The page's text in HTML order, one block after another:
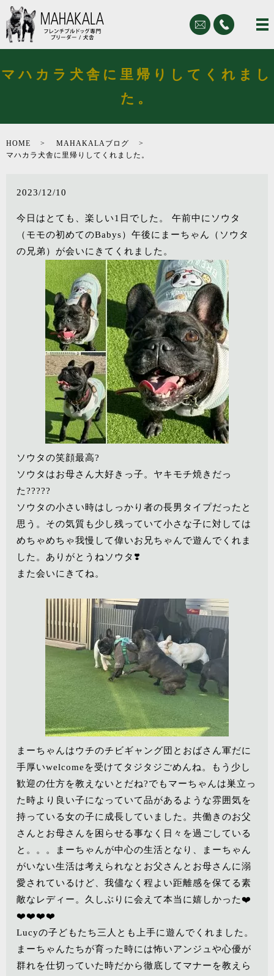
マハカラ犬舎に里帰りしてくれまし
た。
HOME
MAHAKALAブログ
マハカラ犬舎に里帰りしてくれました。
2023/12/10
今日はとても、楽しい1日でした。 午前中にソウタ
（モモの初めてのBabys）午後にまーちゃん（ソウタ
の兄弟）が会いにきてくれました。
ソウタの笑顔最高?
ソウタはお母さん大好きっ子。ヤキモチ焼きだっ
た?????
ソウタの小さい時はしっかり者の長男タイプだったと
思う。その気質も少し残っていて小さな子に対しては
めちゃめちゃ我慢して偉いお兄ちゃんで遊んでくれま
した。ありがとうねソウタ❣️
また会いにきてね。
まーちゃんはウチのチビギャング団とおばさん軍だに
手厚いwelcomeを受けてタジタジごめんね。もう少し
歓迎の仕方を教えないとだね?でもマーちゃんは巣立っ
た時より良い子になっていて品があるような雰囲気を
持っている女の子に成長していました。共働きのお父
さんとお母さんを困らせる事なく日々を過ごしている
と。。。まーちゃんが中心の生活となり、まーちゃん
がいない生活は考えられなとお父さんとお母さんに溺
愛されているけど、我儘なく程よい距離感を保てる素
敵なレディー。久しぶりに会えて本当に嬉しかった❤️
❤️❤️❤️❤️
Lucyの子どもたち三人とも上手に遊んでくれました。
まーちゃんたちが育った時には怖いアンジュや心優が
群れを仕切っていた時だから徹底してマナーを教えら